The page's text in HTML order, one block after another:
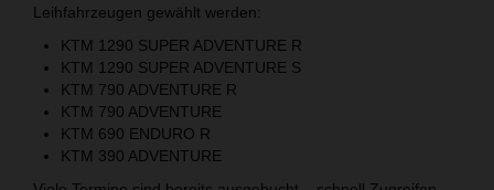
Leihfahrzeugen gewählt werden:
KTM 1290 SUPER ADVENTURE R
KTM 1290 SUPER ADVENTURE S
KTM 790 ADVENTURE R
KTM 790 ADVENTURE
KTM 690 ENDURO R
KTM 390 ADVENTURE